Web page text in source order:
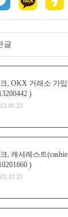
글
, OKX 거래소 가
)
, 캐셔레스트
)